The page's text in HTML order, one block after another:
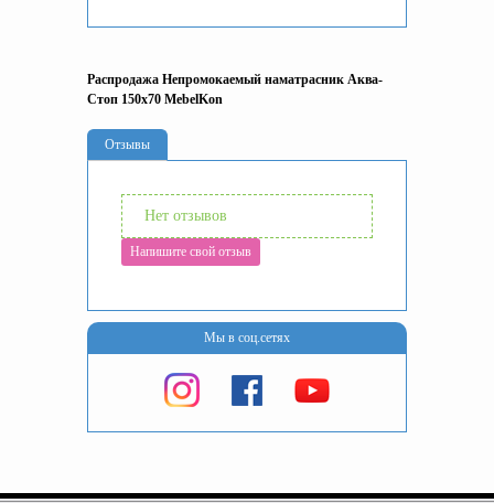
Распродажа Непромокаемый наматрасник Аква-
Стоп 150x70 MebelKon
Отзывы
Нет отзывов
Напишите свой отзыв
Мы в соц.сетях